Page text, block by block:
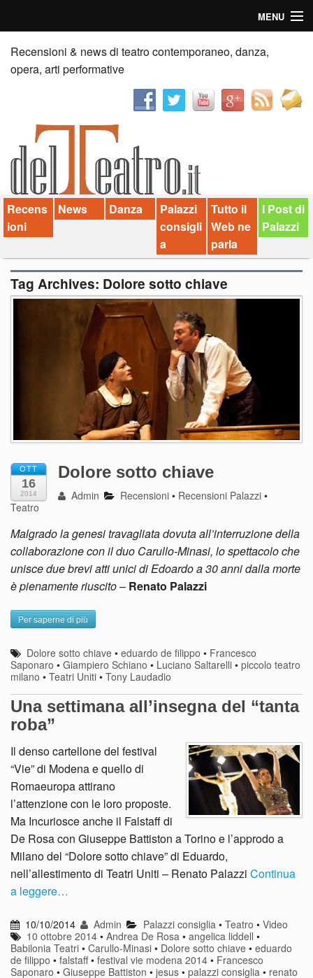
MENU
Home
Recensioni
News
Palazzi consiglia
Video
Chi siamo
Contatti
Recensioni & news di teatro contemporaneo, danza,
opera, arti performative
Recens
ioni
News Danza
Palazzi
consigli
a
Tutto il
Web ne
parla
I Post di
Palazzi
Tag Archives: Dolore sotto chiave
OTT
16
2014
Dolore sotto chiave
Admin Recensioni • Recensioni Palazzi •
Teatro
Malgrado la genesi travagliata dovuta all’interruzione della
collaborazione con il duo Carullo-Minasi, lo spettacolo che
unisce due brevi atti unici di Edoardo a 30 anni dalla morte
è pienamente riuscito– Renato Palazzi
Per saperne di più
Dolore sotto chiave •eduardo de filippo • Francesco
Saponaro • Giampiero Schiano • Luciano Saltarelli • piccolo teatro
milano • Teatri Uniti • Tony Laudadio
Una settimana all’insegna del “tanta
roba”
Il denso cartellone del festival
“Vie” di Modena e quello di
Romaeuropa attirano
l’attenzione con le loro proposte.
Ma Incuriosce anche il Falstaff di
De Rosa con Giuseppe Battiston a Torino e l’approdo a
Milano del “Dolore sotto chiave” di Eduardo,
nell’allestimento di Teatri Uniti – Renato Palazzi Continua
a leggere…
10/10/2014 Admin Palazzi consiglia• Teatro • Video
10 ottobre 2014 •Andrea De Rosa •angelica liddell •
Babilonia Teatri • Carullo-Minasi • Dolore sotto chiave • eduardo
de filippo • falstaff• festival vie modena 2014 • Francesco
Saponaro • Giuseppe Battiston • jesus • palazzi consiglia • renato